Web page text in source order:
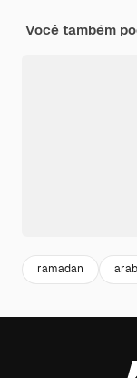
Você também
ramadan